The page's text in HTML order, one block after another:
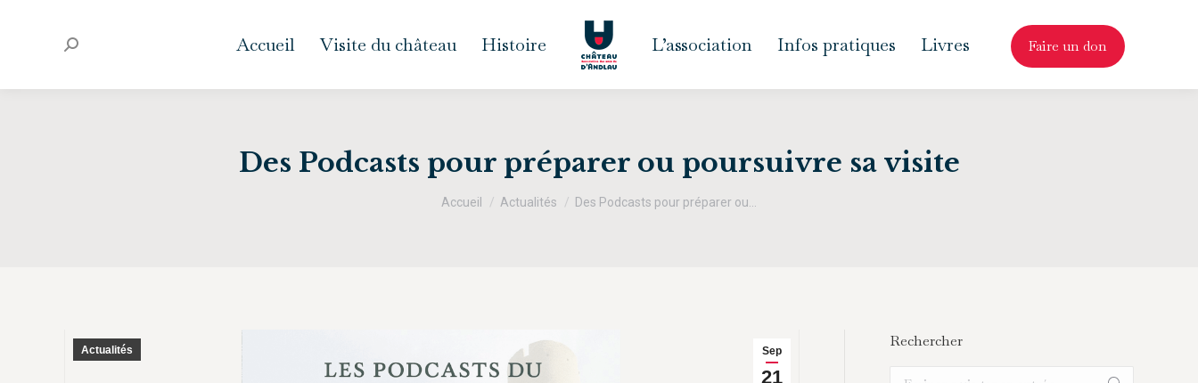
Accueil Visite du château Histoire
Recherche
L’association Infos pratiques Livres Faire un don
Des Podcasts pour préparer ou poursuivre sa visite
Vous êtes ici :
Accueil Actualités Des Podcasts pour préparer ou…
Sep
21
Actualités Rechercher
Recherche